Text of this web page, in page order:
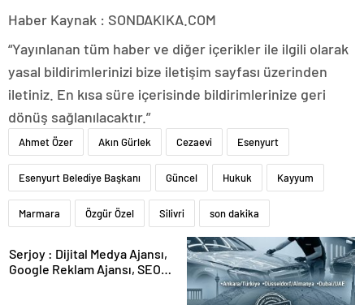
Haber Kaynak : SONDAKIKA.COM
“Yayınlanan tüm haber ve diğer içerikler ile ilgili olarak
yasal bildirimlerinizi bize iletişim sayfası üzerinden
iletiniz. En kısa süre içerisinde bildirimlerinize geri
dönüş sağlanılacaktır.”
Ahmet Özer Akın Gürlek Cezaevi Esenyurt
Esenyurt Belediye Başkanı Güncel Hukuk Kayyum
Marmara Özgür Özel Silivri son dakika
Serjoy : Dijital Medya Ajansı,
Google Reklam Ajansı, SEO